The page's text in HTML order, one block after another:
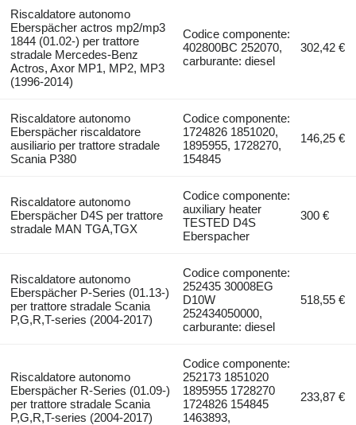
Riscaldatore autonomo
Eberspächer actros mp2/mp3
1844 (01.02-) per trattore
stradale Mercedes-Benz
Actros, Axor MP1, MP2, MP3
(1996-2014)
Codice componente:
402800BC 252070,
carburante: diesel
302,42 €
Riscaldatore autonomo
Eberspächer riscaldatore
ausiliario per trattore stradale
Scania P380
Codice componente:
1724826 1851020,
1895955, 1728270,
154845
146,25 €
Riscaldatore autonomo
Eberspächer D4S per trattore
stradale MAN TGA,TGX
Codice componente:
auxiliary heater
TESTED D4S
Eberspacher
300 €
Riscaldatore autonomo
Eberspächer P-Series (01.13-)
per trattore stradale Scania
P,G,R,T-series (2004-2017)
Codice componente:
252435 30008EG
D10W
252434050000,
carburante: diesel
518,55 €
Riscaldatore autonomo
Eberspächer R-Series (01.09-)
per trattore stradale Scania
P,G,R,T-series (2004-2017)
Codice componente:
252173 1851020
1895955 1728270
1724826 154845
1463893,
233,87 €